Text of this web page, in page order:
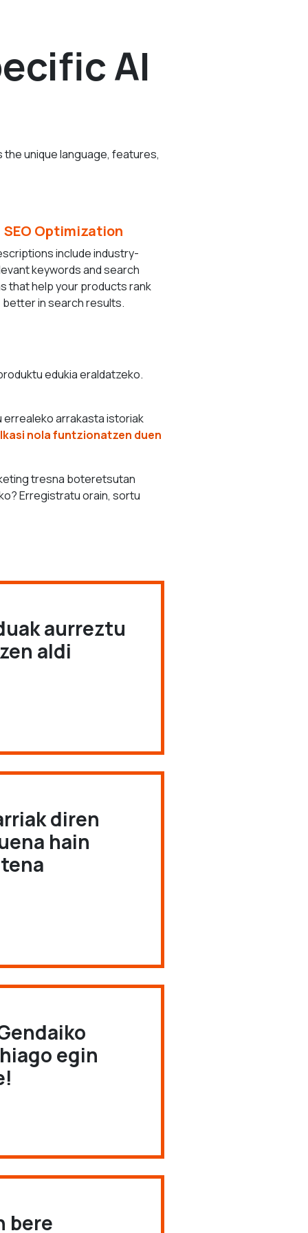
AI
unique language, features,
SEO Optimization
include industry-
keywords and search
that help your products rank
better in search results.
edukia eraldatzeko.
errealeko arrakasta istoriak
Ikasi nola funtzionatzen duen
tresna boteretsutan
Erregistratu orain, sortu
aurreztu
aldi
diren
hain
egin
bere